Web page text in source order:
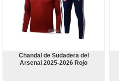
Chandal de Sudadera del
Arsenal 2025-2026 Rojo